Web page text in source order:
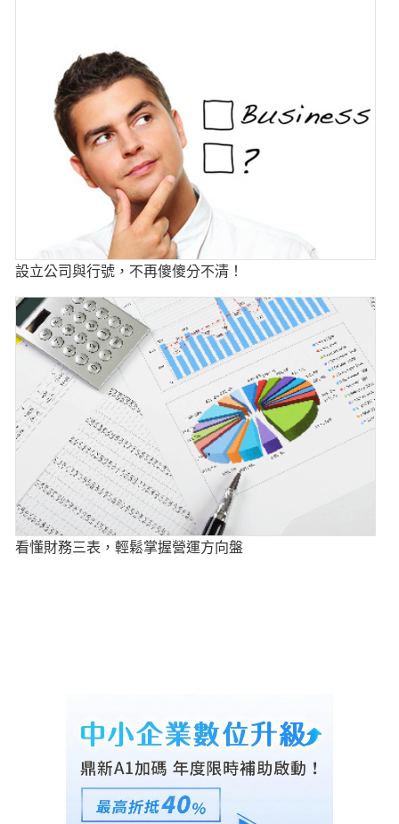
設立公司與行號，不再傻傻分不清！
看懂財務三表，輕鬆掌握營運方向盤